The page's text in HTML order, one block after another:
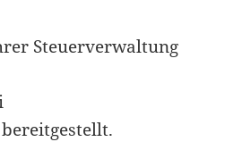
Steuerverwaltung